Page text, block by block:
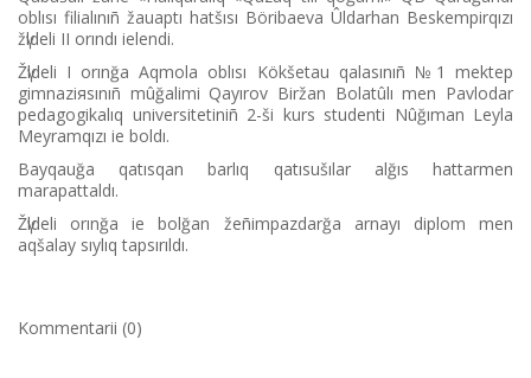
oblısı filialınıñ žauaptı hatšısı Börіbaeva Ûldarhan Beskempіrqızı
žүldelі ІІ orındı ielendі.
Žүldelі І orınğa Aqmola oblısı Kökšetau qalasınıñ №1 mektep
gimnaziяsınıñ mûğalіmі Qayırov Bіržan Bolatûlı men Pavlodar
pedagogikalıq universitetіnіñ 2-šі kurs studentі Nûğıman Leyla
Meyramqızı ie boldı.
Bayqauğa qatısqan barlıq qatısušılar alğıs hattarmen
marapattaldı.
Žүldelі orınğa ie bolğan žeñіmpazdarğa arnayı diplom men
aqšalay sıylıq tapsırıldı.
Kommentarii (0)